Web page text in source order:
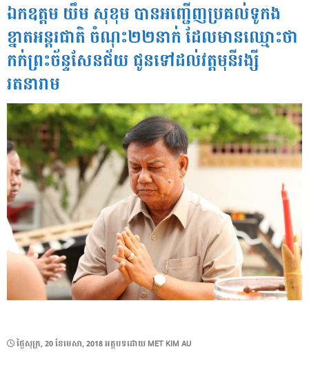
ឯកឧត្តម យឹម សុខុម បានអញ្ជើញប្រគល់ទូកង
ខ្នាតអន្តរជាតិ ចំណុះ២២នាក់ ដែលមានឈ្មោះថា
កក់ព្រះច័ន្ទសែនជ័យ ជូនទៅដល់វត្តមុនីរង្សី
រតនារាម
POSTED
ថ្ងៃ​សុក្រ, 20 ខែ​មេសា, 2018អត្ថបទដោយ MET KIM AU